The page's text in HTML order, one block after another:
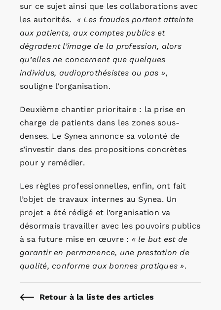
sur ce sujet ainsi que les collaborations avec
les autorités. «Les fraudes portent atteinte
aux patients, aux comptes publics et
dégradent l’image de la profession, alors
qu’elles ne concernent que quelques
individus, audioprothésistes ou pas »,
souligne l’organisation.
Deuxième chantier prioritaire : la prise en
charge de patients dans les zones sous-
denses. Le Synea annonce sa volonté de
s’investir dans des propositions concrètes
pour y remédier.
Les règles professionnelles, enfin, ont fait
l’objet de travaux internes au Synea. Un
projet a été rédigé et l’organisation va
désormais travailler avec les pouvoirs publics
à sa future mise en œuvre : « le but est de
garantir en permanence, une prestation de
qualité, conforme aux bonnes pratiques ».
Retour à la liste des articles